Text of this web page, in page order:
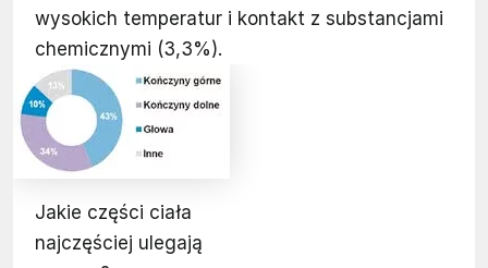
wysokich temperatur i kontakt z substancjami
chemicznymi (3,3%).
Jakie części ciała
najczęściej ulegają